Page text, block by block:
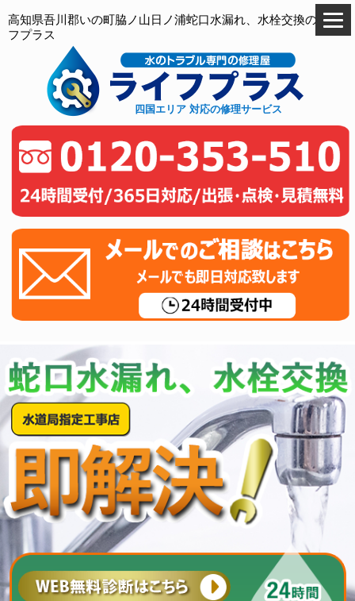
高知県吾川郡いの町脇ノ山日ノ浦蛇口水漏れ、水栓交換のライ
フプラス
四国エリア 対応の修理サービス